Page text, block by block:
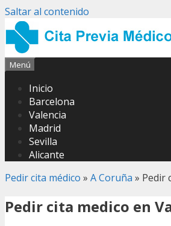
Saltar al contenido
Menú
Inicio
Barcelona
Valencia
Madrid
Sevilla
Alicante
Pedir cita médico » A Coruña » Pedir
Pedir cita medico en